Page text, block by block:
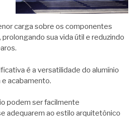
carga sobre os componentes
sua vida útil e reduzindo
é a versatilidade do alumínio
acabamento.
podem ser facilmente
adequarem ao estilo arquitetônico